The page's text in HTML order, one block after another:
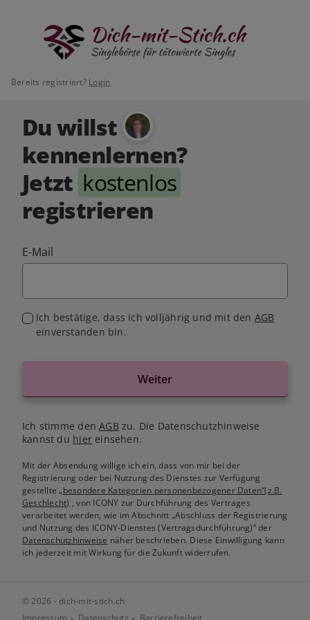
Bereits registriert? Login
Du willst
kennenlernen?
Jetzt kostenlos
registrieren
E-Mail
Ich bestätige, dass ich volljährig und mit den AGB
einverstanden bin.
Weiter
Ich stimme denAGB zu. Die Datenschutzhinweise
kannst du hiereinsehen.
Mit der Absendung willige ich ein, dass von mir bei der
Registrierung oder bei Nutzung des Dienstes zur Verfügung
gestellte„besondere Kategorien personenbezogener Daten“(z.B.
Geschlecht) , von ICONY zur Durchführung des Vertrages
verarbeitet werden, wie im Abschnitt „Abschluss der Registrierung
und Nutzung des ICONY-Dienstes (Vertragsdurchführung)“ der
Datenschutzhinweise näher beschrieben. Diese Einwilligung kann
ich jederzeit mit Wirkung für die Zukunft widerrufen.
© 2026 - dich-mit-stich.ch
Impressum
Datenschutz Barrierefreiheit